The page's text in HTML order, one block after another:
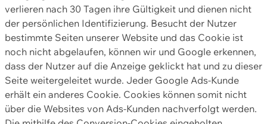
verlieren nach 30 Tagen ihre Gültigkeit und dienen nicht
der persönlichen Identifizierung. Besucht der Nutzer
bestimmte Seiten unserer Website und das Cookie ist
noch nicht abgelaufen, können wir und Google erkennen,
dass der Nutzer auf die Anzeige geklickt hat und zu dieser
Seite weitergeleitet wurde. Jeder Google Ads-Kunde
erhält ein anderes Cookie. Cookies können somit nicht
über die Websites von Ads-Kunden nachverfolgt werden.